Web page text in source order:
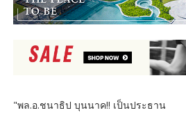
"พล.อ.ชนาธิป บุนนาค!! เป็นประธาน